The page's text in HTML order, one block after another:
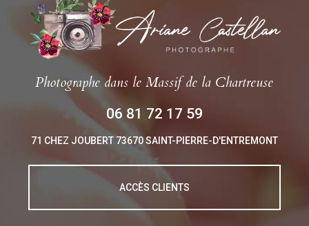
Photographedans le Massif de la Chartreuse
06 81 72 17 59
71 CHEZ JOUBERT 73670 SAINT-PIERRE-D'ENTREMONT
ACCÈS CLIENTS